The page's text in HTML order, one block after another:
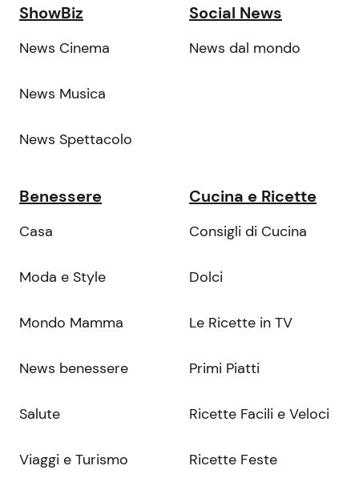
ShowBiz
News Cinema
News Musica
News Spettacolo
Social News
News dal mondo
Benessere
Casa
Moda e Style
Mondo Mamma
News benessere
Salute
Viaggi e Turismo
Cucina e Ricette
Consigli di Cucina
Dolci
Le Ricette in TV
Primi Piatti
Ricette Facili e Veloci
Ricette Feste